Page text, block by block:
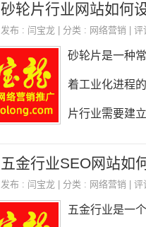
受众主要是年
砂轮片行业网站如何
发布 : 闫宝龙 | 分类 : 网络营销 |
砂轮片是一种
着工业化进程
片行业需要建
风格砂轮片行
五金行业SEO网站如
发布 : 闫宝龙 | 分类 : 网络营销 |
五金行业是一